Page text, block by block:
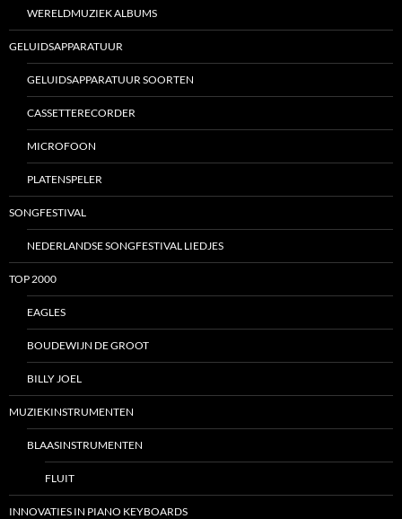
WERELDMUZIEK ALBUMS
GELUIDSAPPARATUUR
GELUIDSAPPARATUUR SOORTEN
CASSETTERECORDER
MICROFOON
PLATENSPELER
SONGFESTIVAL
NEDERLANDSE SONGFESTIVAL LIEDJES
TOP 2000
EAGLES
BOUDEWIJN DE GROOT
BILLY JOEL
MUZIEKINSTRUMENTEN
BLAASINSTRUMENTEN
FLUIT
INNOVATIES IN PIANO KEYBOARDS